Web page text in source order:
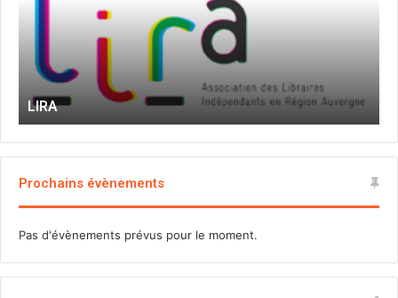
LIRA
Prochains évènements
Pas d'évènements prévus pour le moment.